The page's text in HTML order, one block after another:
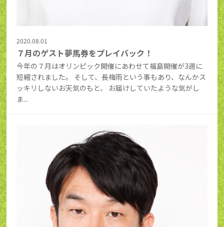
2020.08.01
７月のゲスト夢馬券をプレイバック！
今年の７月はオリンピック開催にあわせて福島開催が3週に
短縮されました。 そして、長梅雨という事もあり、なんかス
ッキリしないお天気のもと、 お届けしていたような気がし
ま...